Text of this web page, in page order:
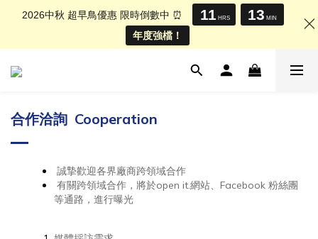
合作洽詢 Cooperation
誠摯歡迎各界廠商跨領域合作
有關跨領域合作，將於open it.網站、Facebook 粉絲團
等通路，進行曝光
2026中秋 超早鳥優惠 限時倒數中 ⏰ 11 HRS 13 MIN
年度強檔！